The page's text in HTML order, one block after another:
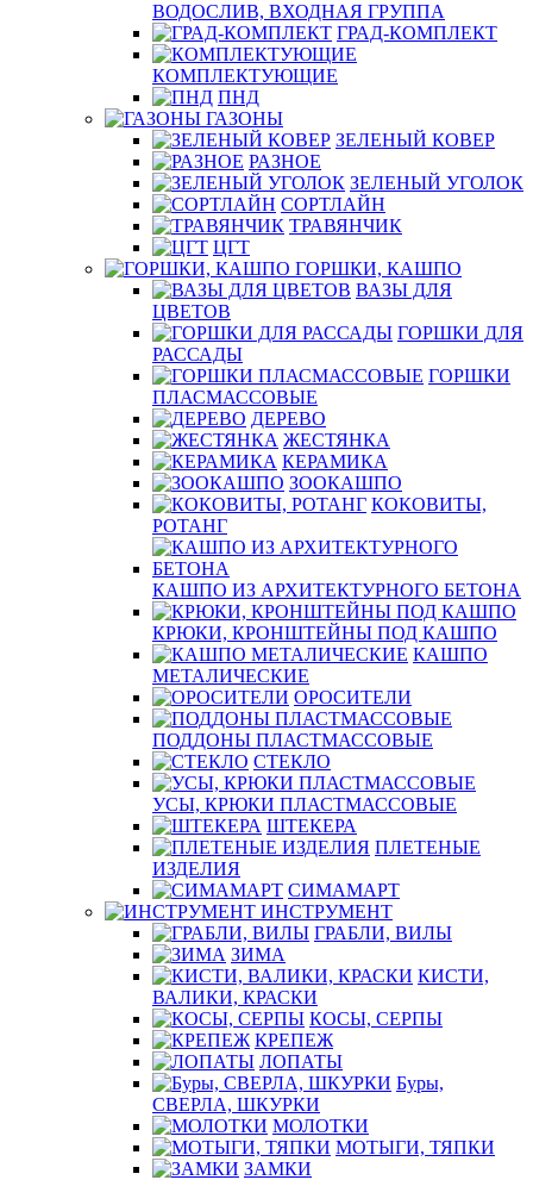
ВОДОСЛИВ, ВХОДНАЯ ГРУППА
ГРАД-КОМПЛЕКТ
КОМПЛЕКТУЮЩИЕ
ПНД
ГАЗОНЫ
ЗЕЛЕНЫЙ КОВЕР
РАЗНОЕ
ЗЕЛЕНЫЙ УГОЛОК
СОРТЛАЙН
ТРАВЯНЧИК
ЦГТ
ГОРШКИ, КАШПО
ВАЗЫ ДЛЯ
ЦВЕТОВ
ГОРШКИ ДЛЯ
РАССАДЫ
ГОРШКИ
ПЛАСМАССОВЫЕ
ДЕРЕВО
ЖЕСТЯНКА
КЕРАМИКА
ЗООКАШПО
КОКОВИТЫ,
РОТАНГ
КАШПО ИЗ АРХИТЕКТУРНОГО БЕТОНА
КРЮКИ, КРОНШТЕЙНЫ ПОД КАШПО
КАШПО
МЕТАЛИЧЕСКИЕ
ОРОСИТЕЛИ
ПОДДОНЫ ПЛАСТМАССОВЫЕ
СТЕКЛО
УСЫ, КРЮКИ ПЛАСТМАССОВЫЕ
ШТЕКЕРА
ПЛЕТЕНЫЕ
ИЗДЕЛИЯ
СИМАМАРТ
ИНСТРУМЕНТ
ГРАБЛИ, ВИЛЫ
ЗИМА
КИСТИ,
ВАЛИКИ, КРАСКИ
КОСЫ, СЕРПЫ
КРЕПЕЖ
ЛОПАТЫ
Буры,
СВЕРЛА, ШКУРКИ
МОЛОТКИ
МОТЫГИ, ТЯПКИ
ЗАМКИ